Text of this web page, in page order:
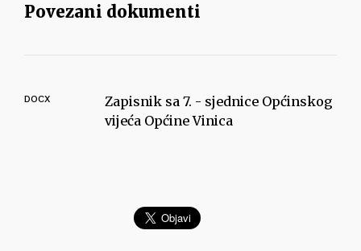
Povezani dokumenti
DOCX
Zapisnik sa 7. - sjednice Općinskog
vijeća Općine Vinica